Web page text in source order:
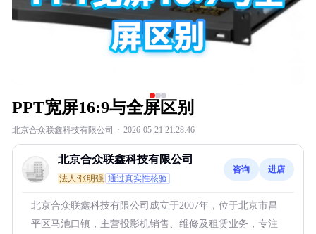
PPT宽屏16:9与全屏区别
北京合众联鑫科技有限公司 · 2026-05-21 21:28:46
北京合众联鑫科技有限公司
法人:张明强 通过真实性核验
咨询 进店
北京合众联鑫科技有限公司成立于2007年，位于北京市昌
平区马池口镇，主营投影机销售、维修及租赁业务，专注